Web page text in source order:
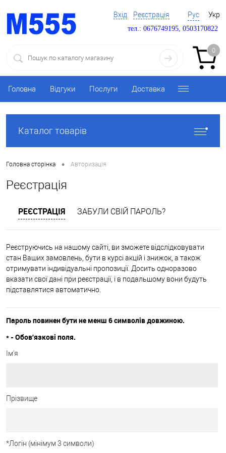
Вхід Реєстрація Рус Укр
тел.: 0676749195, 0503170822
0
Головна Відгуки Послуги Доставка
Каталог товарів
Головна сторінка • Авторизація
Реєстрація
РЕЄСТРАЦІЯ ЗАБУЛИ СВІЙ ПАРОЛЬ?
Реєструючись на нашому сайті, ви зможете відслідковувати
стан Ваших замовлень, бути в курсі акцій і знижок, а також
отримувати індивідуальні пропозиції. Досить одноразово
вказати свої дані при реєстрації, і в подальшому вони будуть
підставлятися автоматично.
Пароль повинен бути не менш 6 символів довжиною.
* - Обов'язкові поля.
Ім'я
Прізвище
*Логін (мінімум 3 символи)